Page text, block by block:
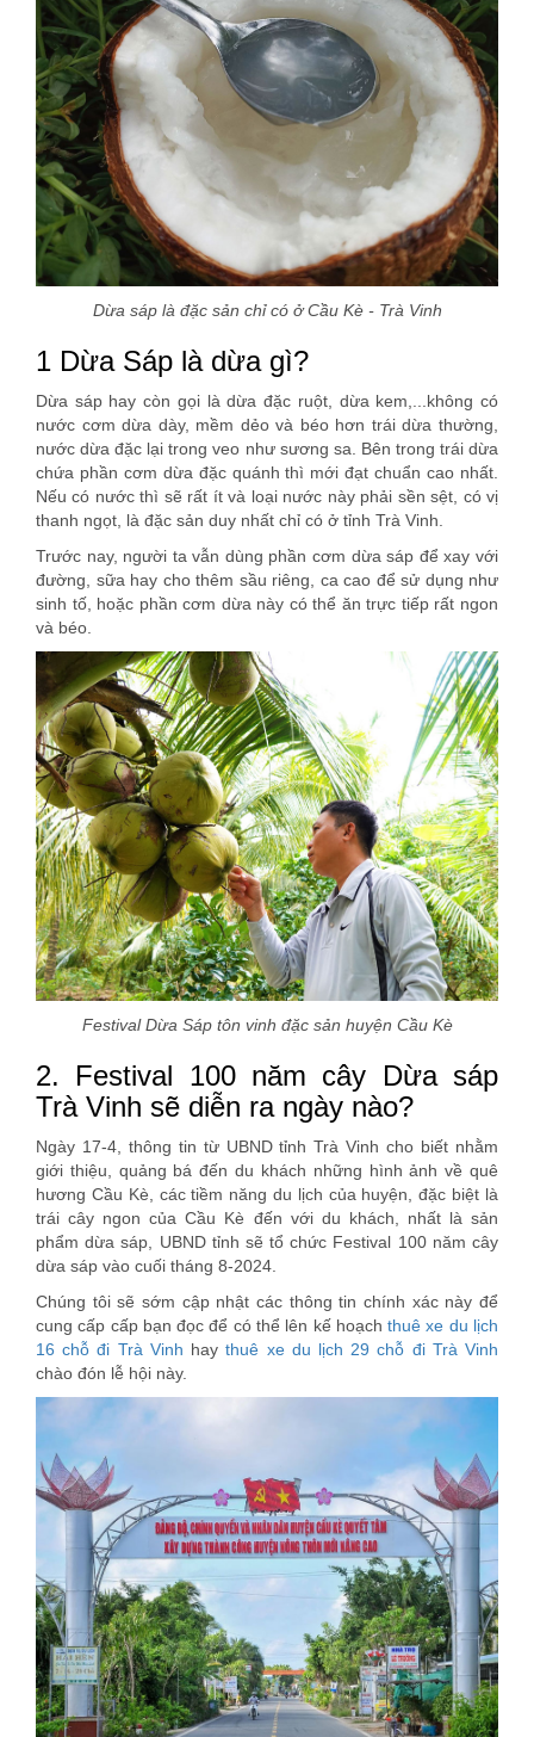
Dừa sáp là đặc sản chỉ có ở Cầu Kè - Trà Vinh
1 Dừa Sáp là dừa gì?
Dừa sáp hay còn gọi là dừa đặc ruột, dừa kem,...không có
nước cơm dừa dày, mềm dẻo và béo hơn trái dừa thường,
nước dừa đặc lại trong veo như sương sa. Bên trong trái dừa
chứa phần cơm dừa đặc quánh thì mới đạt chuẩn cao nhất.
Nếu có nước thì sẽ rất ít và loại nước này phải sền sệt, có vị
thanh ngọt, là đặc sản duy nhất chỉ có ở tỉnh Trà Vinh.
Trước nay, người ta vẫn dùng phần cơm dừa sáp để xay với
đường, sữa hay cho thêm sầu riêng, ca cao để sử dụng như
sinh tố, hoặc phần cơm dừa này có thể ăn trực tiếp rất ngon
và béo.
Festival Dừa Sáp tôn vinh đặc sản huyện Cầu Kè
2. Festival 100 năm cây Dừa sáp
Trà Vinh sẽ diễn ra ngày nào?
Ngày 17-4, thông tin từ UBND tỉnh Trà Vinh cho biết nhằm
giới thiệu, quảng bá đến du khách những hình ảnh về quê
hương Cầu Kè, các tiềm năng du lịch của huyện, đặc biệt là
trái cây ngon của Cầu Kè đến với du khách, nhất là sản
phẩm dừa sáp, UBND tỉnh sẽ tổ chức Festival 100 năm cây
dừa sáp vào cuối tháng 8-2024.
Chúng tôi sẽ sớm cập nhật các thông tin chính xác này để
cung cấp cấp bạn đọc để có thể lên kế hoạchthuê xe du lịch
16 chỗ đi Trà Vinh haythuê xe du lịch 29 chỗ đi Trà Vinh
chào đón lễ hội này.